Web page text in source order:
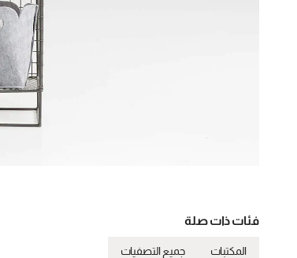
فئات ذات صلة
المكتبات جميع التصفيات